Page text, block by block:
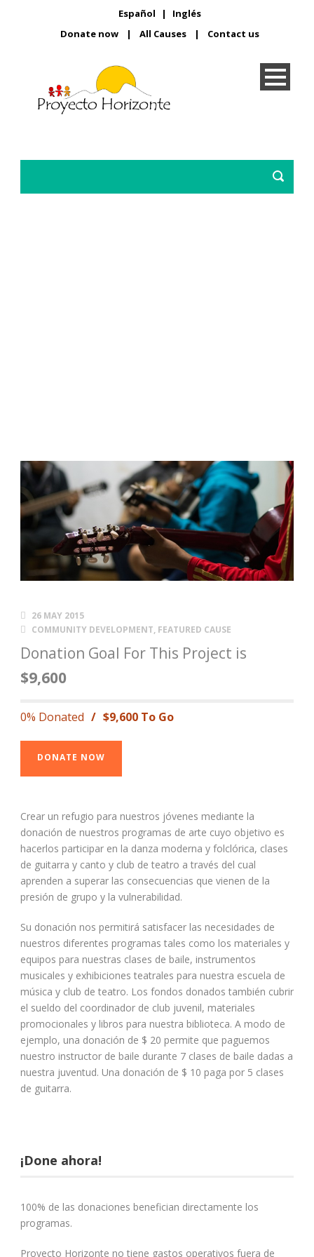
Español |
Inglés
Donate now
| All Causes | Contact us
26 MAY 2015
COMMUNITY DEVELOPMENT, FEATURED CAUSE
Donation Goal For This Project is
$9,600
0% Donated / $9,600 To Go
DONATE NOW
Crear un refugio para nuestros jóvenes mediante la
donación de nuestros programas de arte cuyo objetivo es
hacerlos participar en la danza moderna y folclórica, clases
de guitarra y canto y club de teatro a través del cual
aprenden a superar las consecuencias que vienen de la
presión de grupo y la vulnerabilidad.
Su donación nos permitirá satisfacer las necesidades de
nuestros diferentes programas tales como los materiales y
equipos para nuestras clases de baile, instrumentos
musicales y exhibiciones teatrales para nuestra escuela de
música y club de teatro. Los fondos donados también cubrir
el sueldo del coordinador de club juvenil, materiales
promocionales y libros para nuestra biblioteca. A modo de
ejemplo, una donación de $ 20 permite que paguemos
nuestro instructor de baile durante 7 clases de baile dadas a
nuestra juventud. Una donación de $ 10 paga por 5 clases
de guitarra.
¡Done ahora!
100% de las donaciones benefician directamente los
programas.
Proyecto Horizonte no tiene gastos operativos fuera de